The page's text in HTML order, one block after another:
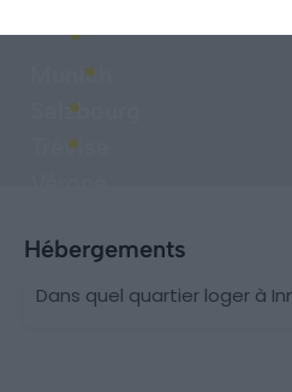
Munich
Salzbourg
Trévise
Hébergements
Dans quel quartier loger à